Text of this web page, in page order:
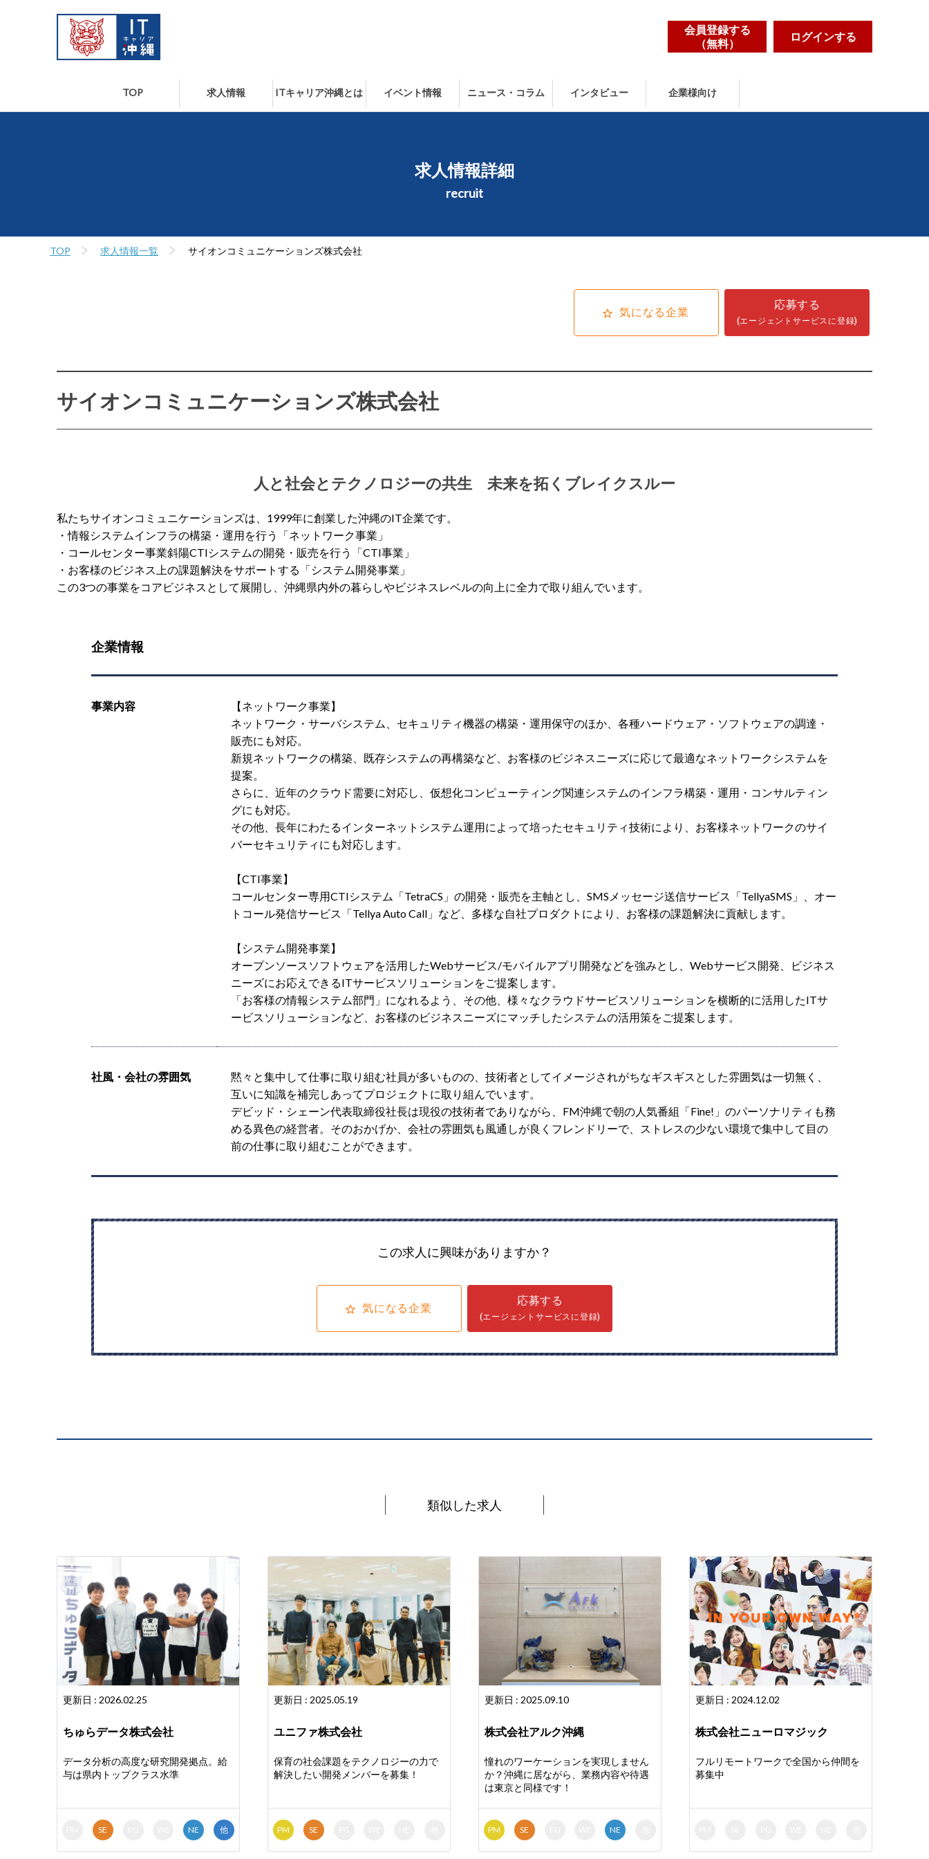
会員登録する
（無料）
ログインする
TOP 求人情報 ITキャリア沖縄とは イベント情報 ニュース・コラム インタビュー 企業様向け
求人情報詳細
recruit
TOP 求人情報一覧 サイオンコミュニケーションズ株式会社
気になる企業
応募する
(エージェントサービスに登録)
サイオンコミュニケーションズ株式会社
人と社会とテクノロジーの共生 未来を拓くブレイクスルー
私たちサイオンコミュニケーションズは、1999年に創業した沖縄のIT企業です。
・情報システムインフラの構築・運用を行う「ネットワーク事業」
・コールセンター事業斜陽CTIシステムの開発・販売を行う「CTI事業」
・お客様のビジネス上の課題解決をサポートする「システム開発事業」
この3つの事業をコアビジネスとして展開し、沖縄県内外の暮らしやビジネスレベルの向上に全力で取り組んでいます。
企業情報
事業内容
【ネットワーク事業】
ネットワーク・サーバシステム、セキュリティ機器の構築・運用保守のほか、各種ハードウェア・ソフトウェアの調達・
販売にも対応。
新規ネットワークの構築、既存システムの再構築など、お客様のビジネスニーズに応じて最適なネットワークシステムを
提案。
さらに、近年のクラウド需要に対応し、仮想化コンピューティング関連システムのインフラ構築・運用・コンサルティン
グにも対応。
その他、長年にわたるインターネットシステム運用によって培ったセキュリティ技術により、お客様ネットワークのサイ
バーセキュリティにも対応します。
【CTI事業】
コールセンター専用CTIシステム「TetraCS」の開発・販売を主軸とし、SMSメッセージ送信サービス「TellyaSMS」、オー
トコール発信サービス「Tellya Auto Call」など、多様な自社プロダクトにより、お客様の課題解決に貢献します。
【システム開発事業】
オープンソースソフトウェアを活用したWebサービス/モバイルアプリ開発などを強みとし、Webサービス開発、ビジネス
ニーズにお応えできるITサービスソリューションをご提案します。
「お客様の情報システム部門」になれるよう、その他、様々なクラウドサービスソリューションを横断的に活用したITサ
ービスソリューションなど、お客様のビジネスニーズにマッチしたシステムの活用策をご提案します。
社風・会社の雰囲気
黙々と集中して仕事に取り組む社員が多いものの、技術者としてイメージされがちなギスギスとした雰囲気は一切無く、
互いに知識を補完しあってプロジェクトに取り組んでいます。
デビッド・シェーン代表取締役社長は現役の技術者でありながら、FM沖縄で朝の人気番組「Fine!」のパーソナリティも務
める異色の経営者。そのおかげか、会社の雰囲気も風通しが良くフレンドリーで、ストレスの少ない環境で集中して目の
前の仕事に取り組むことができます。
この求人に興味がありますか？
気になる企業
応募する
(エージェントサービスに登録)
類似した求人
更新日 : 2026.02.25
ちゅらデータ株式会社
データ分析の高度な研究開発拠点。給
与は県内トップクラス水準
SE NE 他
更新日 : 2025.05.19
ユニファ株式会社
保育の社会課題をテクノロジーの力で
解決したい開発メンバーを募集！
PM SE
更新日 : 2025.09.10
株式会社アルク沖縄
憧れのワーケーションを実現しません
か？沖縄に居ながら、業務内容や待遇
は東京と同様です！
PM SE NE
更新日 : 2024.12.02
株式会社ニューロマジック
フルリモートワークで全国から仲間を
募集中